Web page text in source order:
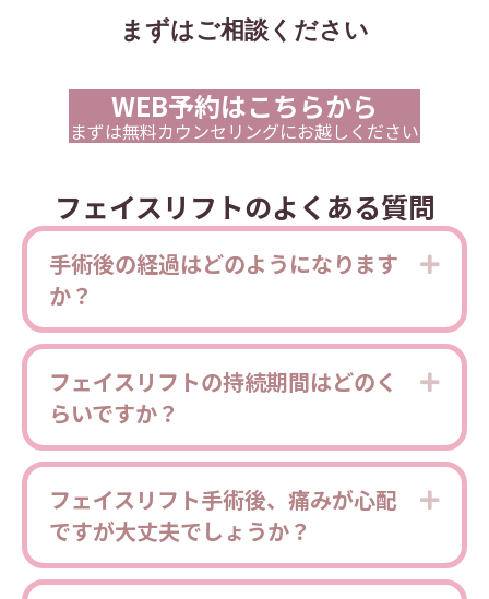
まずはご相談ください
WEB予約はこちらから
まずは無料カウンセリングにお越しください
フェイスリフトのよくある質問
手術後の経過はどのようになります
か？
フェイスリフトの持続期間はどのく
らいですか？
フェイスリフト手術後、痛みが心配
ですが大丈夫でしょうか？